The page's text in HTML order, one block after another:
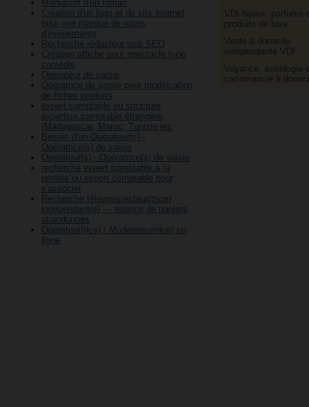
VDI bijoux, parfums
produits de luxe
Vente à domicile
indépendante VDI
Voyance, astrologie
cartomancie à
Manuscrit d'un roman
Création d'un logo et de site internet
pour une marque de robes
d'évènements
Recherche rédacteur web SEO
Création affiche pour spectacle type
comédie
Operateur de saisie
Opératrice de saisie pour modification
de fiches produits
expert comptable ou structure
expertise comptable étrangère
(Madagascar, Maroc, Tunisie etc
Besoin d'un Opérateur(s) -
Opératrice(s) de saisie
Opérateur(s) - Opératrice(s) de saisie
recherche expert comptable à la
retraite ou expert comptable pour
s'associer
Recherche téléprospecteur(trice)
indépendant(e) — relance de paniers
abandonnés
Opérateur(rice) / Modérateur(rice) en
ligne